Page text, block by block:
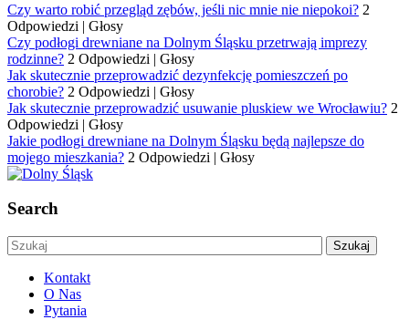
Czy warto robić przegląd zębów, jeśli nic mnie nie niepokoi? 2
Odpowiedzi | Głosy
Czy podłogi drewniane na Dolnym Śląsku przetrwają imprezy
rodzinne? 2 Odpowiedzi | Głosy
Jak skutecznie przeprowadzić dezynfekcję pomieszczeń po
chorobie? 2 Odpowiedzi | Głosy
Jak skutecznie przeprowadzić usuwanie pluskiew we Wrocławiu? 2
Odpowiedzi | Głosy
Jakie podłogi drewniane na Dolnym Śląsku będą najlepsze do
mojego mieszkania? 2 Odpowiedzi | Głosy
Search
Kontakt
O Nas
Pytania